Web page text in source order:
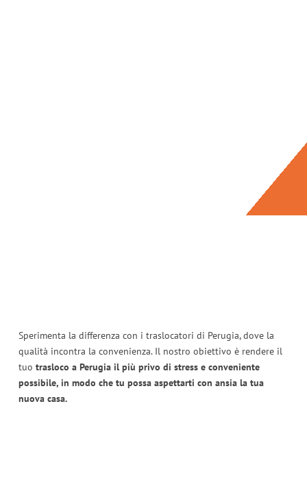
Sperimenta la differenza con i traslocatori di Perugia, dove la
qualità incontra la convenienza. Il nostro obiettivo è rendere il
tuo trasloco a Perugia il più privo di stress e conveniente
possibile, in modo che tu possa aspettarti con ansia la tua
nuova casa.